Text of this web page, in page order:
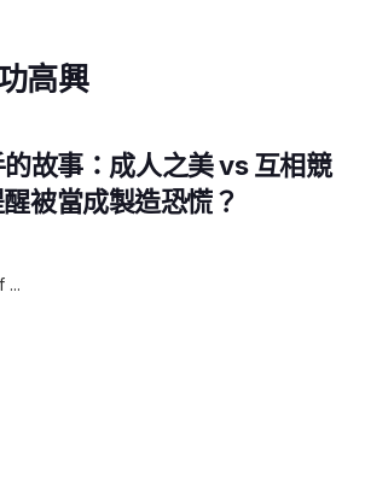
高興
故事：成人之美 vs 互相競
被當成製造恐慌？
...